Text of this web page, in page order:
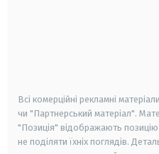
Всі комерційні рекламні
чи "Партнерський матеріал".
"Позиція" відображають
не поділяти їхніх поглядів.